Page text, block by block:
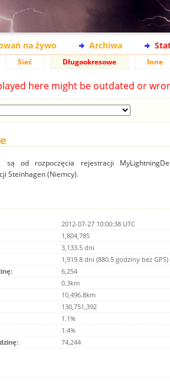
na żywo Archiwa
Sieć Długookresowe Inne
here might be outdated or
od rozpoczęcia rejestracji
Steinhagen (Niemcy).
2012-07-27 10:00:38 UTC
1,804,785
3,133.5 dni
1,919.8 dni (880.5 godziny bez GPS)
6,254
0.3km
10,496.8km
130,751,392
1.1%
1.4%
74,244